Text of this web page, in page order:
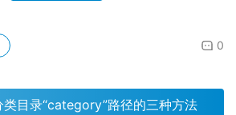
0
目录“category”路径的三种方法